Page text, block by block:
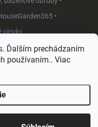
Ďalším prechádzaním
používaním.. Viac
•
vírivky
práva vyhradené.Upraviť